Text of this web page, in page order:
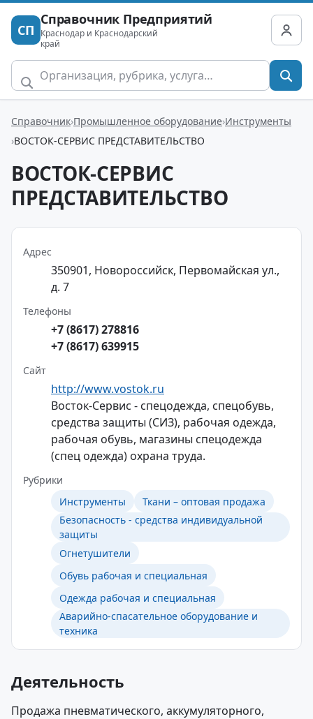
СП
Справочник Предприятий
Краснодар и Краснодарский
край
Справочник Промышленное оборудование Инструменты
ВОСТОК-СЕРВИС ПРЕДСТАВИТЕЛЬСТВО
ВОСТОК-СЕРВИС
ПРЕДСТАВИТЕЛЬСТВО
Адрес
350901, Новороссийск, Первомайская ул.,
д. 7
Телефоны
+7 (8617) 278816
+7 (8617) 639915
Сайт
http://www.vostok.ru
Восток-Сервис - спецодежда, спецобувь,
средства защиты (СИЗ), рабочая одежда,
рабочая обувь, магазины спецодежда
(спец одежда) охрана труда.
Рубрики
Инструменты
Ткани – оптовая продажа
Безопасность - средства индивидуальной
защиты
Огнетушители
Обувь рабочая и специальная
Одежда рабочая и специальная
Аварийно-спасательное оборудование и
техника
Деятельность
Продажа пневматического, аккумуляторного,